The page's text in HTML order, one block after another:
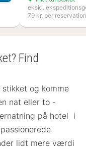
ekskl.
79 kr. per reservation
Find
og komme
nat eller to -
på hotel i
lidt mere værdi